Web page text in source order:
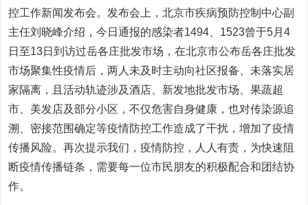
控工作新闻发布会。发布会上，北京市疾病预防控制中心副
主任刘晓峰介绍，今日通报的感染者1494、1523曾于5月4
日至13日到访过岳各庄批发市场，在北京市公布岳各庄批发
市场聚集性疫情后，两人未及时主动向社区报备、未落实居
家隔离，且活动轨迹涉及酒店、新发地批发市场、果蔬超
市、美发店及部分小区，不仅危害自身健康，也对传染源追
溯、密接范围确定等疫情防控工作造成了干扰，增加了疫情
传播风险。再次提示我们，疫情防控，人人有责，为快速阻
断疫情传播链条，需要每一位市民朋友的积极配合和团结协
作。